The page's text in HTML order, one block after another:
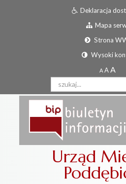
Deklaracja
Mapa
Strona
Wysoki
Urząd